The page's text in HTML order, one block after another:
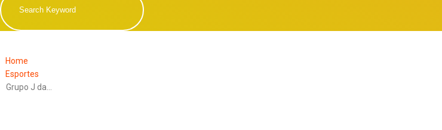
Home
Esportes
Grupo J da…